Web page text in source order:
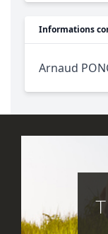
Informations
Arnaud